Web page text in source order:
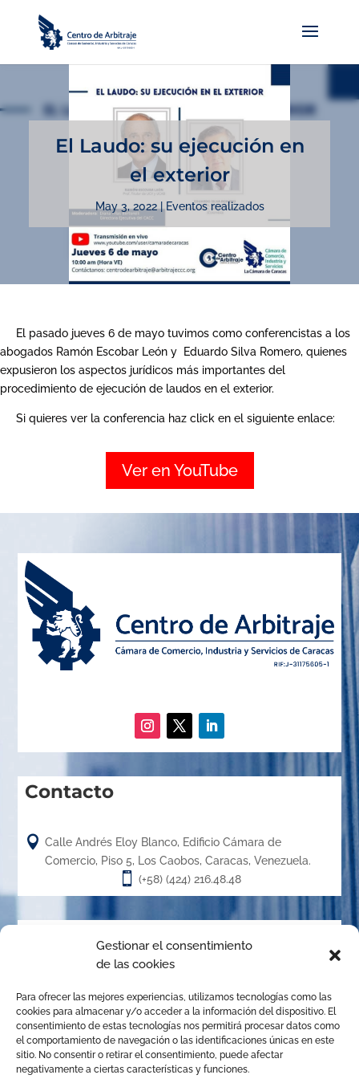
Gestionar el consentimiento
de las cookies
Para ofrecer las mejores experiencias, utilizamos tecnologías como las
cookies para almacenar y/o acceder a la información del dispositivo. El
consentimiento de estas tecnologías nos permitirá procesar datos como
el comportamiento de navegación o las identificaciones únicas en este
sitio. No consentir o retirar el consentimiento, puede afectar
negativamente a ciertas características y funciones.
El Laudo: su ejecución en
el exterior
May 3, 2022|Eventos realizados
El pasado jueves 6 de mayo tuvimos como conferencistas a los
abogados Ramón Escobar León y Eduardo Silva Romero, quienes
expusieron los aspectos jurídicos más importantes del
procedimiento de ejecución de laudos en el exterior.
Si quieres ver la conferencia haz click en el siguiente enlace:
Ver en YouTube
Contacto
 Calle Andrés Eloy Blanco, Edificio Cámara de
Comercio, Piso 5, Los Caobos, Caracas, Venezuela.
 (+58) (424) 216.48.48
Acerca de
El Centro de Arbitraje de la Cámara de Caracas (CACC),
creado en el año 1.989, es un órgano de la Cámara de
Comercio, Industria y Servicios de Caracas, organizado de
conformidad con las disposiciones de la Ley de Arbitraje
Comercial para promover la solución de conflictos